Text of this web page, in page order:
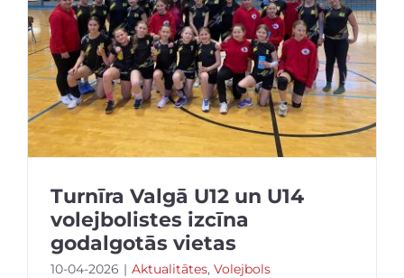
Turnīra Valgā U12 un U14
volejbolistes izcīna
godalgotās vietas
10-04-2026 | Aktualitātes, Volejbols